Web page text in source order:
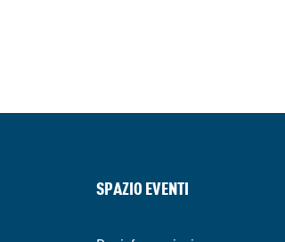
SPAZIO EVENTI